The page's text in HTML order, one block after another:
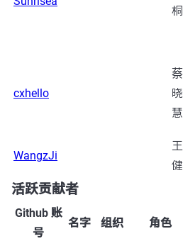
桐
cxhello
蔡
晓
慧
WangzJi
王
健
活跃贡献者
Github 账
号
名字 组织 角色